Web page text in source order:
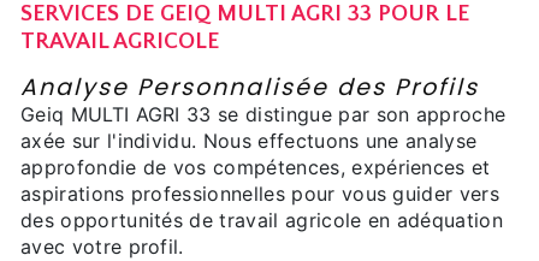
SERVICES DE GEIQ MULTI AGRI 33 POUR LE
TRAVAIL AGRICOLE
Analyse Personnalisée des Profils
Geiq MULTI AGRI 33 se distingue par son approche
axée sur l'individu. Nous effectuons une analyse
approfondie de vos compétences, expériences et
aspirations professionnelles pour vous guider vers
des opportunités de travail agricole en adéquation
avec votre profil.